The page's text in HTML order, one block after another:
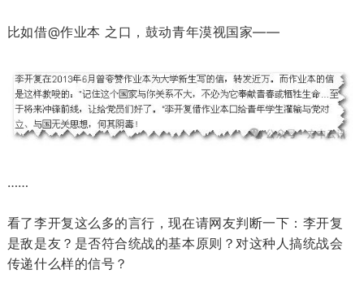
比如借@作业本 之口，鼓动青年漠视国家——
……
看了李开复这么多的言行，现在请网友判断一下：李开复
是敌是友？是否符合统战的基本原则？对这种人搞统战会
传递什么样的信号？